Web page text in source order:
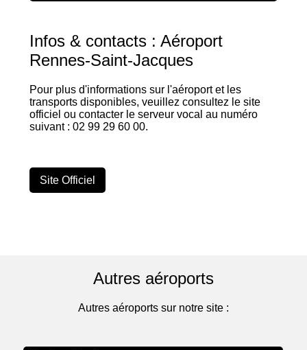
Infos & contacts : Aéroport
Rennes-Saint-Jacques
Pour plus d'informations sur l'aéroport et les
transports disponibles, veuillez consultez le site
officiel ou contacter le serveur vocal au numéro
suivant : 02 99 29 60 00.
Site Officiel
Autres aéroports
Autres aéroports sur notre site :